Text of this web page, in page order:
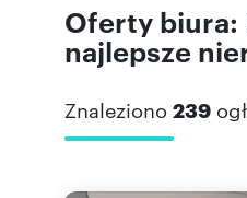
Oferty biura:
najlepsze
Znaleziono 239